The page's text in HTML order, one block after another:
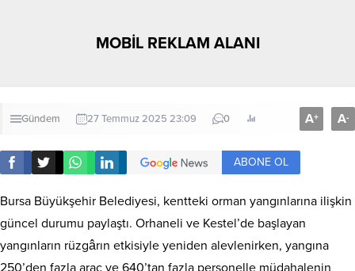
MOBİL REKLAM ALANI
Gündem 27 Temmuz 2025 23:09 0 A+ A-
ABONE OL
Bursa Büyükşehir Belediyesi, kentteki orman yangınlarına ilişkin
güncel durumu paylaştı. Orhaneli ve Kestel’de başlayan
yangınların rüzgârın etkisiyle yeniden alevlenirken, yangına